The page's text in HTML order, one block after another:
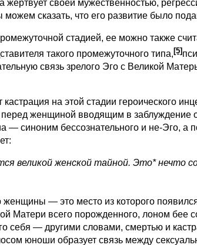
своей мужественностью,
сказать, что его развитие было
стадией, ее можно также
такого промежуточного типа, [5]
связь зрелого Эго с Великой
на этой стадии героического
женщиной вводящим в заблуждение
синоним бессознательного и не-Эго, а
великой женской тайной. Это* нечто
— это место из которого
Матери всего порожденного, лоном бее
себя — другими словами, смертью и
юноши образует связь между